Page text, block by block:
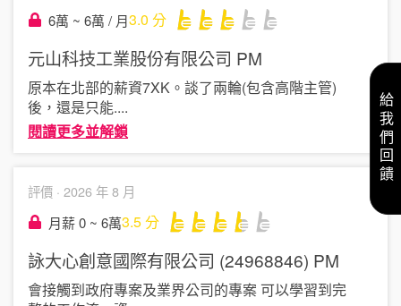
6萬 ~ 6萬 / 月3.0 分
元山科技工業股份有限公司 PM
原本在北部的薪資7XK。談了兩輪(包含高階主管)
後，還是只能....
閱讀更多並解鎖
評價 · 2026 年 8 月
月薪 0 ~ 6萬3.5分
詠大心創意國際有限公司 (24968846) PM
會接觸到政府專案及業界公司的專案 可以學習到完
給我們回饋